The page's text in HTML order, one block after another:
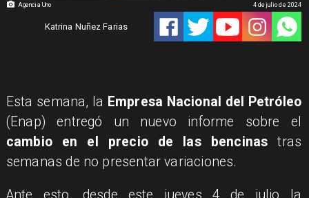
Agencia Uno
Katrina Nuñez Farias
4 de julio de 2024
Esta semana, la Empresa Nacional del Petróleo
(Enap) entregó un nuevo informe sobre el
cambio en el precio de las bencinas tras
semanas de no presentar variaciones.